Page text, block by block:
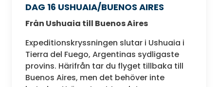
DAG 16 USHUAIA/BUENOS AIRES
Från Ushuaia till Buenos Aires
Expeditionskryssningen slutar i Ushuaia i
Tierra del Fuego, Argentinas sydligaste
provins. Härifrån tar du flyget tillbaka till
Buenos Aires, men det behöver inte